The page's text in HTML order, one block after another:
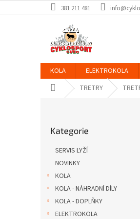
na
381 211 481
KOLA ELEKTROKOLA
Domů TRETRY
kategorie
Kategorie
SERVIS LYŽÍ
NOVINKY
KOLA
KOLA - NÁHRADNÍ DÍLY
KOLA - DOPLŇKY
ELEKTROKOLA